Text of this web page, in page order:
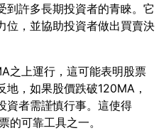
到許多長期投資者的青睞。它
位，並協助投資者做出買賣決
之上運行，這可能表明股票
，如果股價跌破120MA，
資者需謹慎行事。這使得